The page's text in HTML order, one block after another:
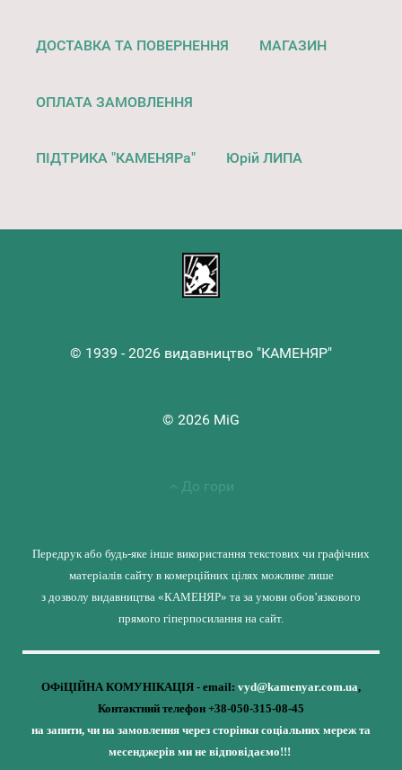
ДОСТАВКА ТА ПОВЕРНЕННЯ МАГАЗИН
ОПЛАТА ЗАМОВЛЕННЯ
ПІДТРИКА "КАМЕНЯРа" Юрій ЛИПА
© 1939 - 2026 видавництво "КАМЕНЯР"
© 2026 MiG
До гори
Передрук або будь-яке інше використання текстових чи графічних
матеріалів сайту в комерційних цілях можливе лише
з дозволу видавництва «КАМЕНЯР» та за умови обов’язкового
прямого гіперпосилання на сайт.
ОФіЦІЙНА КОМУНІКАЦІЯ - email: vyd@kamenyar.com.ua,
Контактний телефон +38-050-315-08-45
на запити, чи на замовлення через сторінки соціальних мереж та
месенджерів ми не відповідаємо!!!